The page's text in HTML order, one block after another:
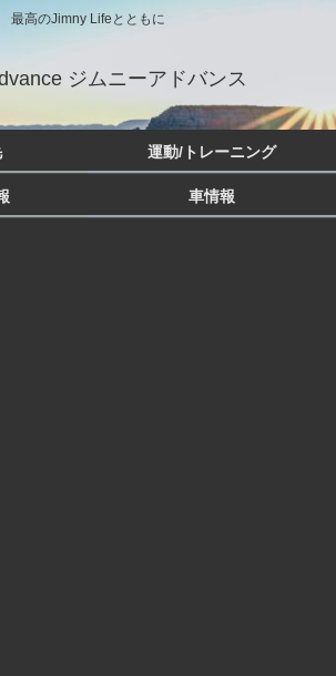
最高のJimny Lifeとともに
ジムニーアドバンス
運動/トレーニング
車情報